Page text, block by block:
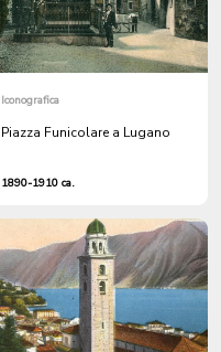
Iconografica
Piazza Funicolare a Lugano
1890-1910 ca.